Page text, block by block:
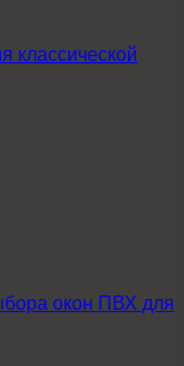
классической
окон ПВХ для